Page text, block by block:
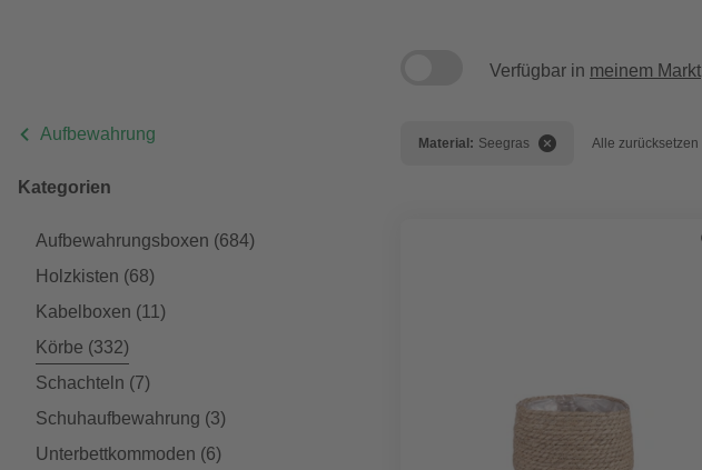
Aufbewahrung
Kategorien
Aufbewahrungsboxen (684)
Holzkisten (68)
Kabelboxen (11)
Körbe (332)
Schachteln (7)
Schuhaufbewahrung (3)
Unterbettkommoden (6)
Verfügbar in meinem Markt
Material: Seegras Alle zurücksetzen